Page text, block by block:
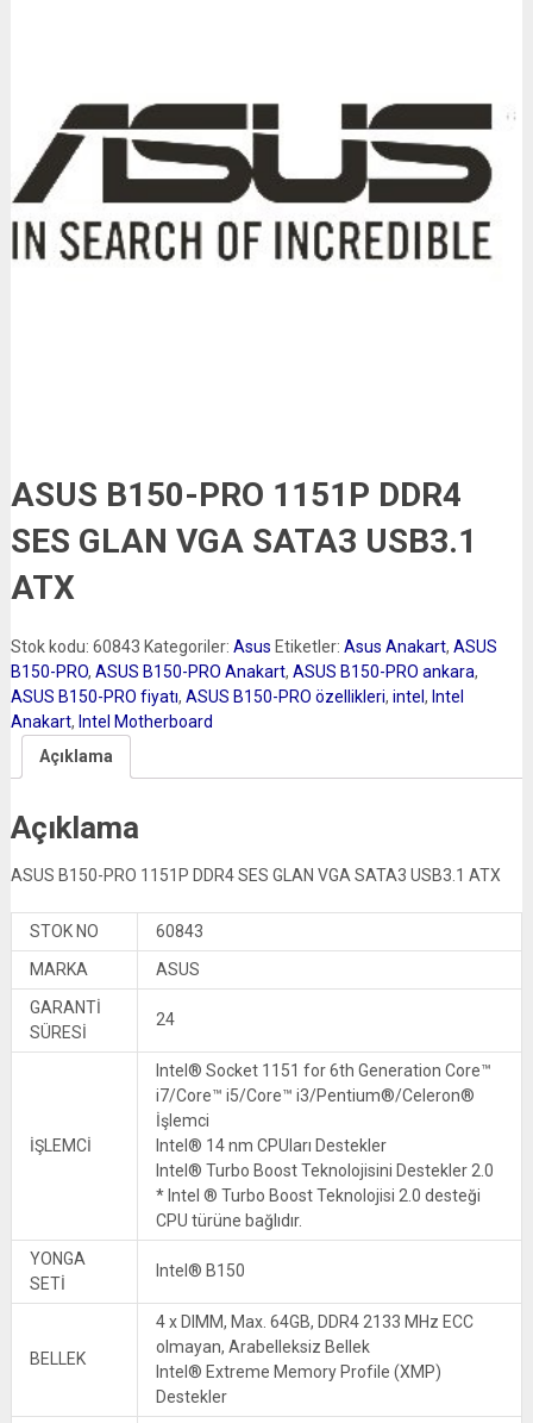
ASUS B150-PRO 1151P DDR4
SES GLAN VGA SATA3 USB3.1
ATX
Stok kodu: 60843 Kategoriler: Asus Etiketler: Asus Anakart, ASUS
B150-PRO, ASUS B150-PRO Anakart, ASUS B150-PRO ankara,
ASUS B150-PRO fiyatı, ASUS B150-PRO özellikleri, intel , Intel
Anakart, Intel Motherboard
Açıklama
Açıklama
ASUS B150-PRO 1151P DDR4 SES GLAN VGA SATA3 USB3.1 ATX
STOK NO
60843
MARKA
ASUS
GARANTİ
SÜRESİ
24
İŞLEMCİ
Intel® Socket 1151 for 6th Generation Core™
i7/Core™ i5/Core™ i3/Pentium®/Celeron®
İşlemci
Intel® 14 nm CPUları Destekler
Intel® Turbo Boost Teknolojisini Destekler 2.0
* Intel ® Turbo Boost Teknolojisi 2.0 desteği
CPU türüne bağlıdır.
YONGA
SETİ
Intel® B150
BELLEK
4 x DIMM, Max. 64GB, DDR4 2133 MHz ECC
olmayan, Arabelleksiz Bellek
Intel® Extreme Memory Profile (XMP)
Destekler